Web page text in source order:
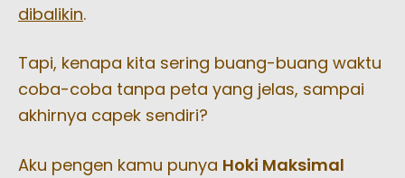
dibalikin.
Tapi, kenapa kita sering buang-buang waktu
coba-coba tanpa peta yang jelas, sampai
akhirnya capek sendiri?
Aku pengen kamu punya Hoki Maksimal